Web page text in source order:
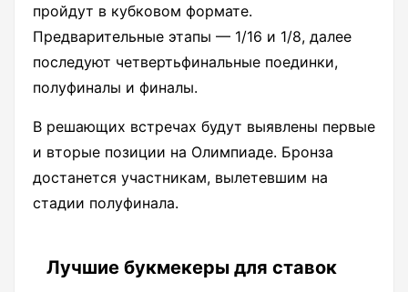
пройдут в кубковом формате.
Предварительные этапы — 1/16 и 1/8, далее
последуют четвертьфинальные поединки,
полуфиналы и финалы.
В решающих встречах будут выявлены первые
и вторые позиции на Олимпиаде. Бронза
достанется участникам, вылетевшим на
стадии полуфинала.
Лучшие букмекеры для ставок